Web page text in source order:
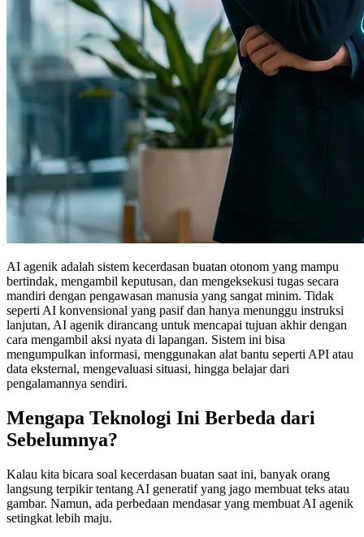
AI agenik adalah sistem kecerdasan buatan otonom yang mampu
bertindak, mengambil keputusan, dan mengeksekusi tugas secara
mandiri dengan pengawasan manusia yang sangat minim. Tidak
seperti AI konvensional yang pasif dan hanya menunggu instruksi
lanjutan, AI agenik dirancang untuk mencapai tujuan akhir dengan
cara mengambil aksi nyata di lapangan. Sistem ini bisa
mengumpulkan informasi, menggunakan alat bantu seperti API atau
data eksternal, mengevaluasi situasi, hingga belajar dari
pengalamannya sendiri.
Mengapa Teknologi Ini Berbeda dari
Sebelumnya?
Kalau kita bicara soal kecerdasan buatan saat ini, banyak orang
langsung terpikir tentang AI generatif yang jago membuat teks atau
gambar. Namun, ada perbedaan mendasar yang membuat AI agenik
setingkat lebih maju.